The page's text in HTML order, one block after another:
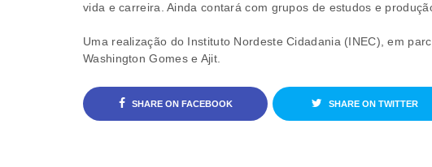
vida e carreira. Ainda contará com grupos de estudos e
Uma realização do Instituto Nordeste Cidadania (INEC), em
Washington Gomes e Ajit.
SHARE ON FACEBOOK SHARE ON TWITTER